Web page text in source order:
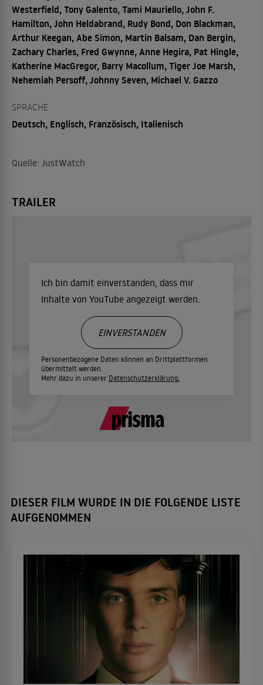
Westerfield, Tony Galento, Tami Mauriello, John F.
Hamilton, John Heldabrand, Rudy Bond, Don Blackman,
Arthur Keegan, Abe Simon, Martin Balsam, Dan Bergin,
Zachary Charles, Fred Gwynne, Anne Hegira, Pat Hingle,
Katherine MacGregor, Barry Macollum, Tiger Joe Marsh,
Nehemiah Persoff, Johnny Seven, Michael V. Gazzo
SPRACHE
Deutsch, Englisch, Französisch, Italienisch
Quelle: JustWatch
TRAILER
Ich bin damit einverstanden, dass mir
Inhalte von YouTube angezeigt werden.
Personenbezogene Daten können an Drittplattformen
übermittelt werden.
Mehr dazu in unserer Datenschutzerklärung.
EINVERSTANDEN
DIESER FILM WURDE IN DIE FOLGENDE LISTE
AUFGENOMMEN